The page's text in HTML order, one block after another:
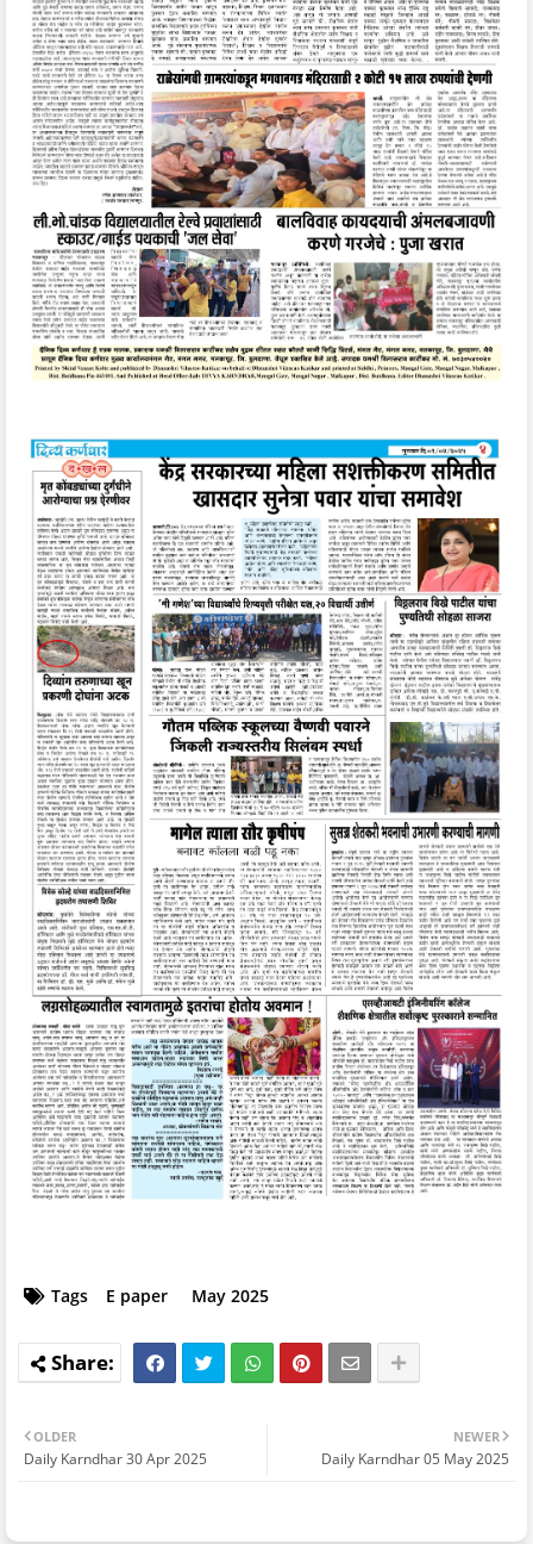
Tags E paper May 2025
NEWER
Daily Karndhar 05 May 2025
OLDER
Daily Karndhar 30 Apr 2025